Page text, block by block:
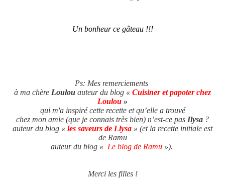
Un bonheur ce gâteau !!!
Ps: Mes remerciements
à ma chère Loulou auteur du blog « Cuisiner et papoter chez
Loulou »
qui m'a inspiré cette recette et qu’elle a trouvé
chez mon amie (que je connais très bien) n’est-ce pas Ilysa ?
auteur du blog « les saveurs de Llysa » (et la recette initiale est
de Ramu
auteur du blog « Le blog de Ramu »).
Merci les filles !